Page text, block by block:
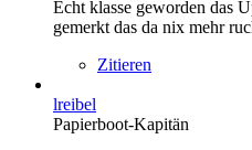
Echt klasse geworden das
gemerkt das da nix mehr
Zitieren
lreibel
Papierboot-Kapitän